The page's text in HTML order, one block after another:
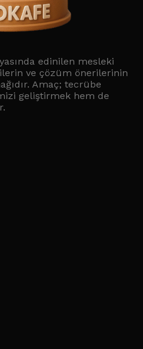
edinilen mesleki
ve çözüm önerilerinin
Amaç; tecrübe
geliştirmek hem de